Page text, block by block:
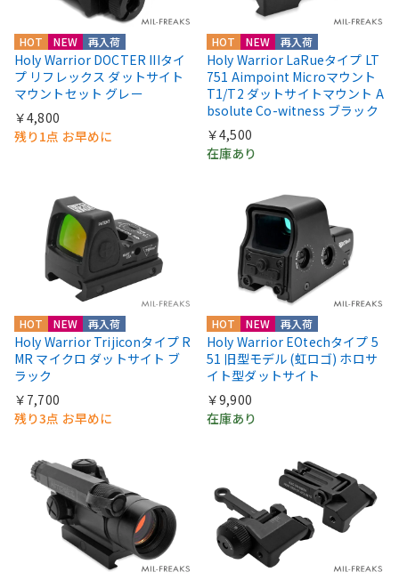
HOT NEW 再入荷
Holy Warrior DOCTER IIIタイ
プ リフレックス ダットサイト
マウントセット グレー
￥4,800
残り1点 お早めに
HOT NEW 再入荷
Holy Warrior LaRueタイプ LT
751 Aimpoint Microマウント
T1/T2 ダットサイトマウント A
bsolute Co-witness ブラック
￥4,500
在庫あり
HOT NEW 再入荷
Holy Warrior Trijiconタイプ R
MR マイクロ ダットサイト ブ
ラック
￥7,700
残り3点 お早めに
HOT NEW 再入荷
Holy Warrior EOtechタイプ 5
51 旧型モデル (虹ロゴ) ホロサ
イト型ダットサイト
￥9,900
在庫あり